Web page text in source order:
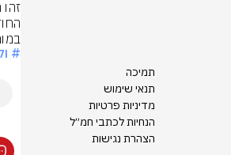
תמיכה
תנאי שימוש
מדיניות פרטיות
הנחיות לכתבי חמ״ל
הצהרת נגישות
#